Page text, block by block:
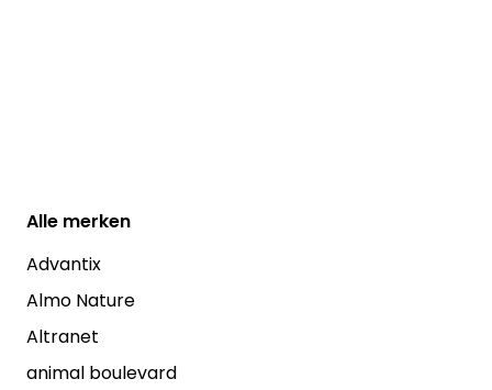
Alle merken
Advantix
Almo Nature
Altranet
animal boulevard